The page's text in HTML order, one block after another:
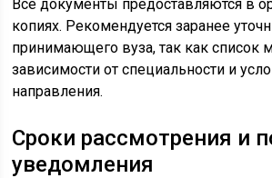
Все документы предоставляются в
копиях. Рекомендуется заранее
принимающего вуза, так как список
зависимости от специальности и
направления.
Сроки рассмотрения и
уведомления